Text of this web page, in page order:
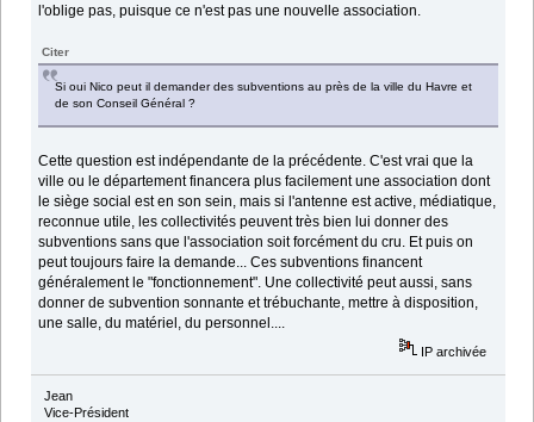
l'oblige pas, puisque ce n'est pas une nouvelle association.
Citer
Si oui Nico peut il demander des subventions au près de la ville du Havre et
de son Conseil Général ?
Cette question est indépendante de la précédente. C'est vrai que la
ville ou le département financera plus facilement une association dont
le siège social est en son sein, mais si l'antenne est active, médiatique,
reconnue utile, les collectivités peuvent très bien lui donner des
subventions sans que l'association soit forcément du cru. Et puis on
peut toujours faire la demande... Ces subventions financent
généralement le "fonctionnement". Une collectivité peut aussi, sans
donner de subvention sonnante et trébuchante, mettre à disposition,
une salle, du matériel, du personnel....
IP archivée
Jean
Vice-Président